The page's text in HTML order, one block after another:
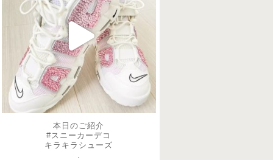
本日のご紹介
#スニーカーデコ
キラキラシューズ